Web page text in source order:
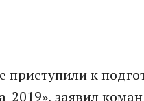
приступили к
заявил